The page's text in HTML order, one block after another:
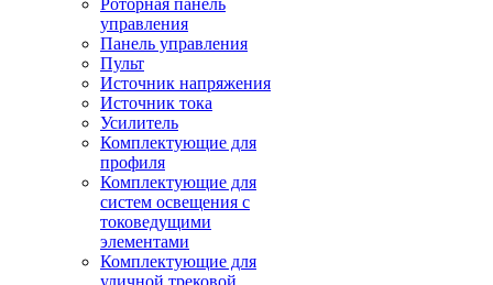
Роторная панель
управления
Панель управления
Пульт
Источник напряжения
Источник тока
Усилитель
Комплектующие для
профиля
Комплектующие для
систем освещения с
токоведущими
элементами
Комплектующие для
уличной трековой